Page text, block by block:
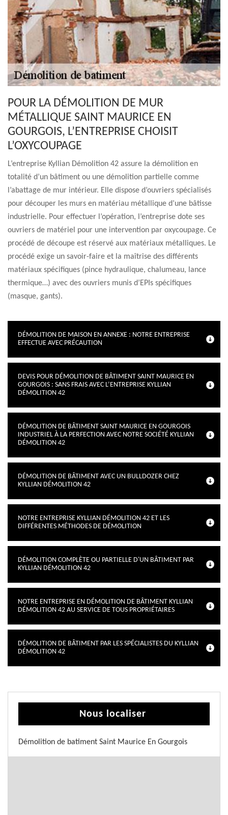
POUR LA DÉMOLITION DE MUR
MÉTALLIQUE SAINT MAURICE EN
GOURGOIS, L’ENTREPRISE CHOISIT
L’OXYCOUPAGE
L’entreprise Kyllian Démolition 42 assure la démolition en
totalité d’un bâtiment ou une démolition partielle comme
l’abattage de mur intérieur. Elle dispose d’ouvriers spécialisés
pour découper les murs en matériau métallique d’une bâtisse
industrielle. Pour effectuer l’opération, l’entreprise dote ses
ouvriers de matériel pour une intervention par oxycoupage. Ce
procédé de découpe est réservé aux matériaux métalliques. Le
procédé exige un savoir-faire et la maîtrise des différents
matériaux spécifiques (pince hydraulique, chalumeau, lance
thermique…) avec des ouvriers munis d’EPIs spécifiques
(masque, gants).
DÉMOLITION DE MAISON EN ANNEXE : NOTRE ENTREPRISE
EFFECTUE AVEC PRÉCAUTION
DEVIS POUR DÉMOLITION DE BÂTIMENT SAINT MAURICE EN
GOURGOIS : SANS FRAIS AVEC L’ENTREPRISE KYLLIAN
DÉMOLITION 42
DÉMOLITION DE BÂTIMENT SAINT MAURICE EN GOURGOIS
INDUSTRIEL À LA PERFECTION AVEC NOTRE SOCIÉTÉ KYLLIAN
DÉMOLITION 42
DÉMOLITION DE BÂTIMENT AVEC UN BULLDOZER CHEZ
KYLLIAN DÉMOLITION 42
NOTRE ENTREPRISE KYLLIAN DÉMOLITION 42 ET LES
DIFFÉRENTES MÉTHODES DE DÉMOLITION
DÉMOLITION COMPLÈTE OU PARTIELLE D'UN BÂTIMENT PAR
KYLLIAN DÉMOLITION 42
NOTRE ENTREPRISE EN DÉMOLITION DE BÂTIMENT KYLLIAN
DÉMOLITION 42 AU SERVICE DE TOUS PROPRIÉTAIRES
DÉMOLITION DE BÂTIMENT PAR LES SPÉCIALISTES DU KYLLIAN
DÉMOLITION 42
Nous localiser
Démolition de batiment Saint Maurice En Gourgois